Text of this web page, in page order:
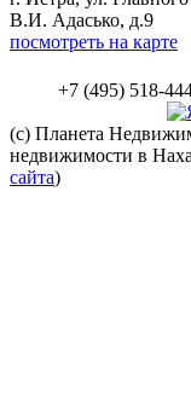
В.И. Адасько, д.9
посмотреть на карте
+7 (495) 518-
(c) Планета
недвижимости в
сайта)